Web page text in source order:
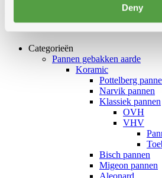
Deny
VHV
Categorieën
Pannen gebakken aarde
Koramic
Pottelberg
Narvik pannen
Klassiek pannen
OVH
VHV
Bisch pannen
Migeon pannen
Aleonard